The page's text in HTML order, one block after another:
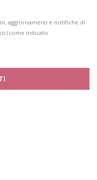
aggiornamenti e notifiche di
(come indicato